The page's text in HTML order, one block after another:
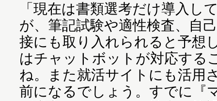
「現在は書類選考だけ導入し
が、筆記試験や適性検査、自
接にも取り入れられると予想
はチャットボットが対応する
ね。また就活サイトにも活用
前になるでしょう。すでに『